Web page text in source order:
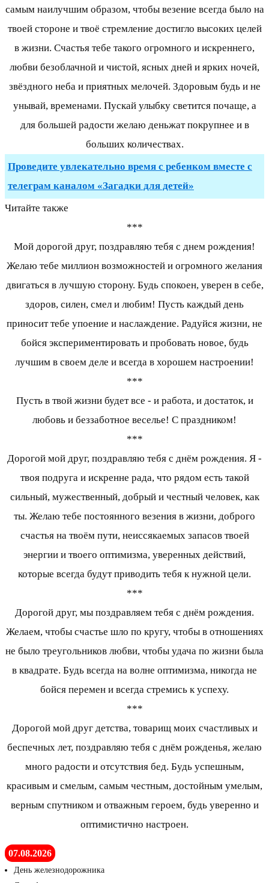
самым наилучшим образом, чтобы везение всегда было на
твоей стороне и твоё стремление достигло высоких целей
в жизни. Счастья тебе такого огромного и искреннего,
любви безоблачной и чистой, ясных дней и ярких ночей,
звёздного неба и приятных мелочей. Здоровым будь и не
унывай, временами. Пускай улыбку светится почаще, а
для большей радости желаю деньжат покрупнее и в
больших количествах.
Проведите увлекательно время с ребенком вместе с
телеграм каналом «Загадки для детей»
Читайте также
***
Мой дорогой друг, поздравляю тебя с днем рождения!
Желаю тебе миллион возможностей и огромного желания
двигаться в лучшую сторону. Будь спокоен, уверен в себе,
здоров, силен, смел и любим! Пусть каждый день
приносит тебе упоение и наслаждение. Радуйся жизни, не
бойся экспериментировать и пробовать новое, будь
лучшим в своем деле и всегда в хорошем настроении!
***
Пусть в твой жизни будет все - и работа, и достаток, и
любовь и беззаботное веселье! С праздником!
***
Дорогой мой друг, поздравляю тебя с днём рождения. Я -
твоя подруга и искренне рада, что рядом есть такой
сильный, мужественный, добрый и честный человек, как
ты. Желаю тебе постоянного везения в жизни, доброго
счастья на твоём пути, неиссякаемых запасов твоей
энергии и твоего оптимизма, уверенных действий,
которые всегда будут приводить тебя к нужной цели.
***
Дорогой друг, мы поздравляем тебя с днём рождения.
Желаем, чтобы счастье шло по кругу, чтобы в отношениях
не было треугольников любви, чтобы удача по жизни была
в квадрате. Будь всегда на волне оптимизма, никогда не
бойся перемен и всегда стремись к успеху.
***
Дорогой мой друг детства, товарищ моих счастливых и
беспечных лет, поздравляю тебя с днём рожденья, желаю
много радости и отсутствия бед. Будь успешным,
красивым и смелым, самым честным, достойным умелым,
верным спутником и отважным героем, будь уверенно и
оптимистично настроен.
07.08.2026
День железнодорожника